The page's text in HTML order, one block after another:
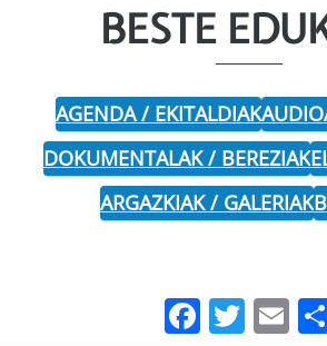
BESTE
AGENDA / EKITALDIAK
DOKUMENTALAK / BEREZIAK
ARGAZKIAK / GALERIAK